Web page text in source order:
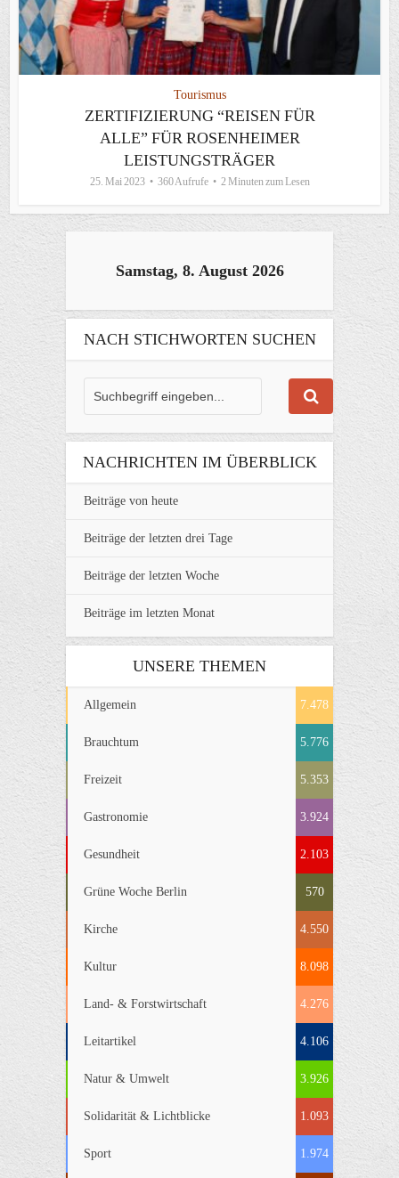
Tourismus
ZERTIFIZIERUNG “REISEN FÜR
ALLE” FÜR ROSENHEIMER
LEISTUNGSTRÄGER
25. Mai 2023 360 Aufrufe 2 Minuten zum Lesen
Samstag, 8. August 2026
NACH STICHWORTEN SUCHEN
NACHRICHTEN IM ÜBERBLICK
Beiträge von heute
Beiträge der letzten drei Tage
Beiträge der letzten Woche
Beiträge im letzten Monat
UNSERE THEMEN
Allgemein 7.478
Brauchtum 5.776
Freizeit 5.353
Gastronomie 3.924
Gesundheit 2.103
Grüne Woche Berlin 570
Kirche 4.550
Kultur 8.098
Land- & Forstwirtschaft 4.276
Leitartikel 4.106
Natur & Umwelt 3.926
Solidarität & Lichtblicke 1.093
Sport 1.974